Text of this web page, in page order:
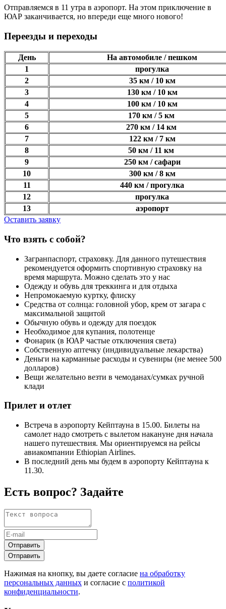
Отправляемся в 11 утра в аэропорт. На этом приключение в
ЮАР заканчивается, но впереди еще много нового!
Переезды и переходы
День
На автомобиле / пешком
1
прогулка
2
35 км / 10 км
3
130 км / 10 км
4
100 км / 10 км
5
170 км / 5 км
6
270 км / 14 км
7
122 км / 7 км
8
50 км / 11 км
9
250 км / сафари
10
300 км / 8 км
11
440 км / прогулка
12
прогулка
13
аэропорт
Оставить заявку
Что взять с собой?
Загранпаспорт, страховку. Для данного путешествия
рекомендуется оформить спортивную страховку на
время маршрута. Можно сделать это у нас
Одежду и обувь для треккинга и для отдыха
Непромокаемую куртку, флиску
Средства от солнца: головной убор, крем от загара с
максимальной защитой
Обычную обувь и одежду для поездок
Необходимое для купания, полотенце
Фонарик (в ЮАР частые отключения света)
Собственную аптечку (индивидуальные лекарства)
Деньги на карманные расходы и сувениры (не менее 500
долларов)
Вещи желательно везти в чемоданах/сумках ручной
клади
Прилет и отлет
Встреча в аэропорту Кейптауна в 15.00. Билеты на
самолет надо смотреть с вылетом накануне дня начала
нашего путешествия. Мы ориентируемся на рейсы
авиакомпании Ethiopian Airlines.
В последний день мы будем в аэропорту Кейптауна к
11.30.
Есть вопрос? Задайте
Отправить
Отправить
Нажимая на кнопку, вы даете согласие на обработку
персональных данных и согласие с политикой
конфиденциальности.